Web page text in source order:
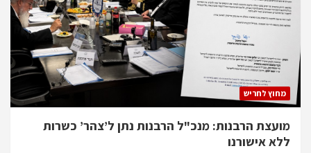
מחוץ לחריש
מועצת הרבנות: מנכ"ל הרבנות נתן ל’צהר’ כשרות
ללא אישורנו